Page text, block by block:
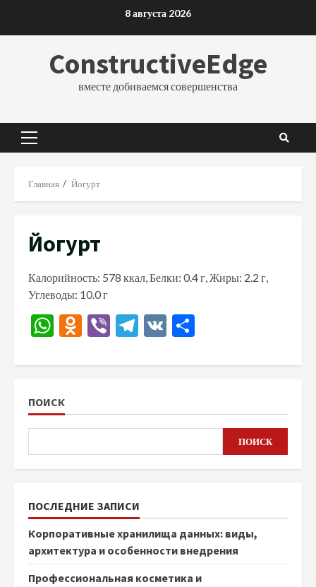
8 августа 2026
ConstructiveEdge
вместе добиваемся совершенства
Основное
Главная Йогурт
Йогурт
Калорийность: 578 ккал, Белки: 0.4 г, Жиры: 2.2 г,
Углеводы: 10.0 г
WhatsApp
Odnoklassniki
ViberTelegram
VK
ПОИСК
ПОИСК
ПОСЛЕДНИЕ ЗАПИСИ
Корпоративные хранилища данных: виды,
архитектура и особенности внедрения
Профессиональная косметика и